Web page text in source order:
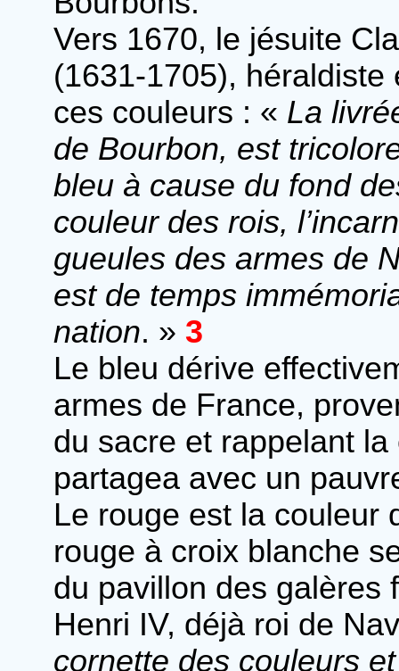
Vers 1670, le jésuite
(1631-1705),
ces couleurs : « La
de Bourbon, est
bleu à cause du fond
couleur des rois,
gueules des armes de
est de temps
nation. » 3
Le bleu dérive
armes de France,
du sacre et rappelant
partagea avec un
Le rouge est la couleur
rouge à croix blanche
du pavillon des galères
Henri IV, déjà roi de
cornette des couleurs